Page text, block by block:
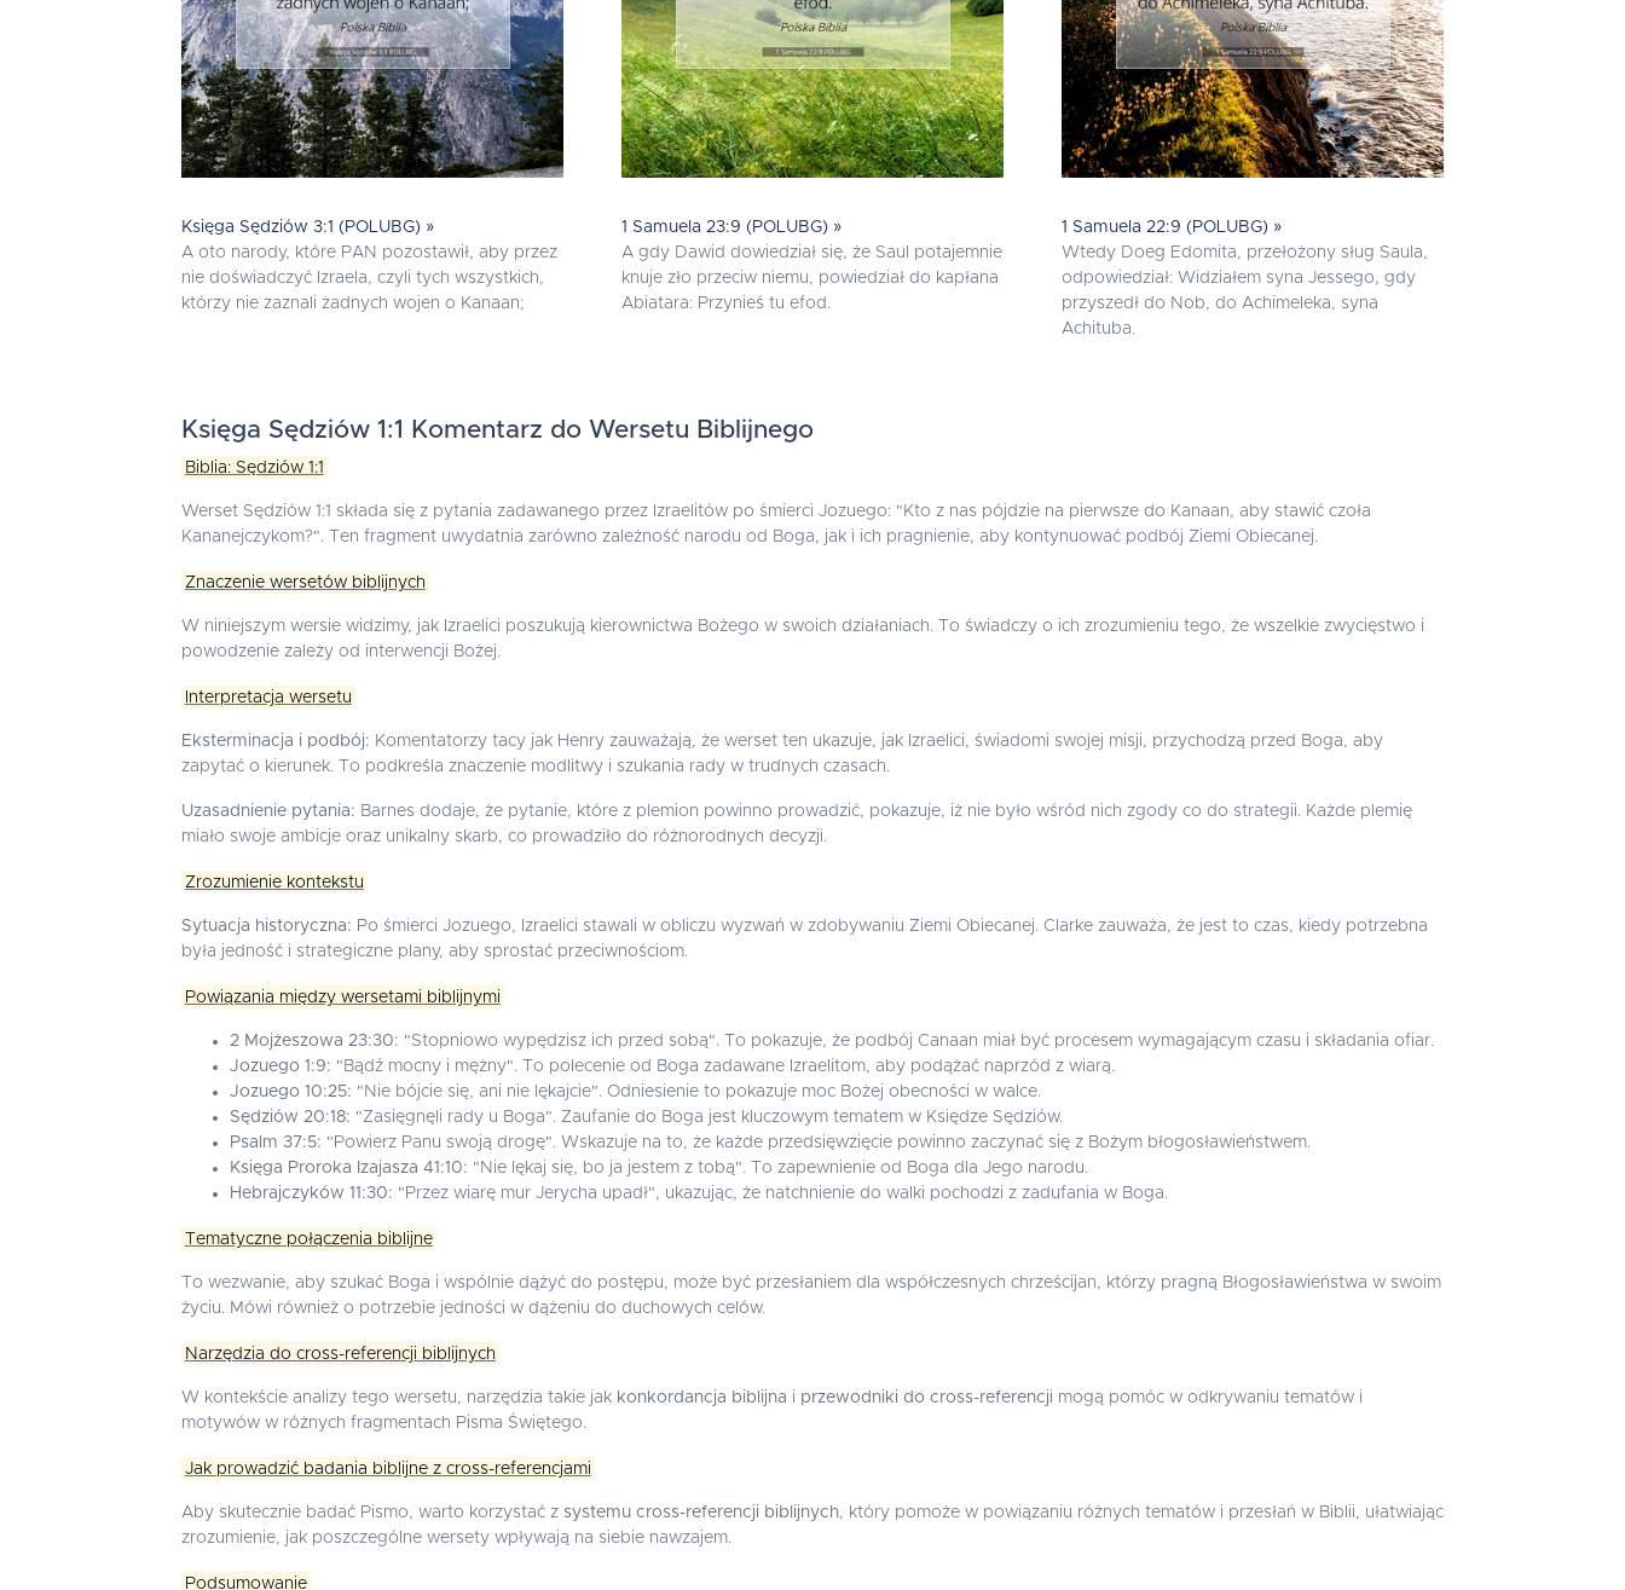
Księga Sędziów 3:1 (POLUBG) »
A oto narody, które PAN pozostawił, aby przez
nie doświadczyć Izraela, czyli tych wszystkich,
którzy nie zaznali żadnych wojen o Kanaan;
1 Samuela 23:9 (POLUBG) »
A gdy Dawid dowiedział się, że Saul potajemnie
knuje zło przeciw niemu, powiedział do kapłana
Abiatara: Przynieś tu efod.
1 Samuela 22:9 (POLUBG) »
Wtedy Doeg Edomita, przełożony sług Saula,
odpowiedział: Widziałem syna Jessego, gdy
przyszedł do Nob, do Achimeleka, syna
Achituba.
Księga Sędziów 1:1 Komentarz do Wersetu Biblijnego
Biblia: Sędziów 1:1
Werset Sędziów 1:1 składa się z pytania zadawanego przez Izraelitów po śmierci Jozuego: "Kto z nas pójdzie na pierwsze do Kanaan, aby stawić czoła
Kananejczykom?". Ten fragment uwydatnia zarówno zależność narodu od Boga, jak i ich pragnienie, aby kontynuować podbój Ziemi Obiecanej.
Znaczenie wersetów biblijnych
W niniejszym wersie widzimy, jak Izraelici poszukują kierownictwa Bożego w swoich działaniach. To świadczy o ich zrozumieniu tego, że wszelkie zwycięstwo i
powodzenie zależy od interwencji Bożej.
Interpretacja wersetu
Eksterminacja i podbój: Komentatorzy tacy jak Henry zauważają, że werset ten ukazuje, jak Izraelici, świadomi swojej misji, przychodzą przed Boga, aby
zapytać o kierunek. To podkreśla znaczenie modlitwy i szukania rady w trudnych czasach.
Uzasadnienie pytania: Barnes dodaje, że pytanie, które z plemion powinno prowadzić, pokazuje, iż nie było wśród nich zgody co do strategii. Każde plemię
miało swoje ambicje oraz unikalny skarb, co prowadziło do różnorodnych decyzji.
Zrozumienie kontekstu
Sytuacja historyczna: Po śmierci Jozuego, Izraelici stawali w obliczu wyzwań w zdobywaniu Ziemi Obiecanej. Clarke zauważa, że jest to czas, kiedy potrzebna
była jedność i strategiczne plany, aby sprostać przeciwnościom.
Powiązania między wersetami biblijnymi
2 Mojżeszowa 23:30: "Stopniowo wypędzisz ich przed sobą". To pokazuje, że podbój Canaan miał być procesem wymagającym czasu i składania ofiar.
Jozuego 1:9: "Bądź mocny i mężny". To polecenie od Boga zadawane Izraelitom, aby podążać naprzód z wiarą.
Jozuego 10:25: "Nie bójcie się, ani nie lękajcie". Odniesienie to pokazuje moc Bożej obecności w walce.
Sędziów 20:18: "Zasięgnęli rady u Boga". Zaufanie do Boga jest kluczowym tematem w Księdze Sędziów.
Psalm 37:5: "Powierz Panu swoją drogę". Wskazuje na to, że każde przedsięwzięcie powinno zaczynać się z Bożym błogosławieństwem.
Księga Proroka Izajasza 41:10: "Nie lękaj się, bo ja jestem z tobą". To zapewnienie od Boga dla Jego narodu.
Hebrajczyków 11:30: "Przez wiarę mur Jerycha upadł", ukazując, że natchnienie do walki pochodzi z zadufania w Boga.
Tematyczne połączenia biblijne
To wezwanie, aby szukać Boga i wspólnie dążyć do postępu, może być przesłaniem dla współczesnych chrześcijan, którzy pragną Błogosławieństwa w swoim
życiu. Mówi również o potrzebie jedności w dążeniu do duchowych celów.
Narzędzia do cross-referencji biblijnych
W kontekście analizy tego wersetu, narzędzia takie jak konkordancja biblijna i przewodniki do cross-referencji mogą pomóc w odkrywaniu tematów i
motywów w różnych fragmentach Pisma Świętego.
Jak prowadzić badania biblijne z cross-referencjami
Aby skutecznie badać Pismo, warto korzystać z systemu cross-referencji biblijnych, który pomoże w powiązaniu różnych tematów i przesłań w Biblii, ułatwiając
zrozumienie, jak poszczególne wersety wpływają na siebie nawzajem.
Podsumowanie